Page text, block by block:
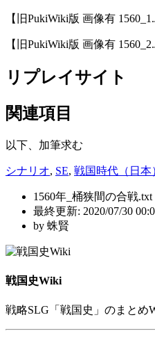
【旧PukiWiki版 画像有
【旧PukiWiki版 画像有
リプレイサイト
関連項目
以下、加筆求む
シナリオ, SE, 戦国時代（日本
1560年_桶狭間の合戦.txt
最終更新: 2020/07/30
by 蛛賢
戦国史Wiki
戦略SLG「戦国史」のまとめ